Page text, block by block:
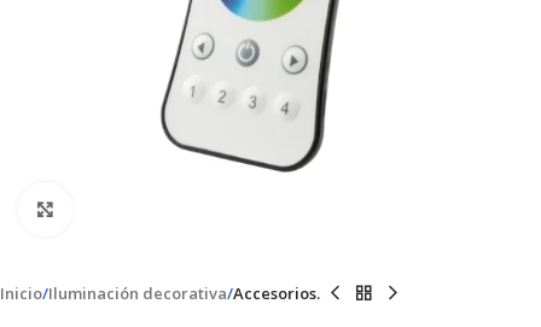
Inicio Iluminación decorativa Accesorios.